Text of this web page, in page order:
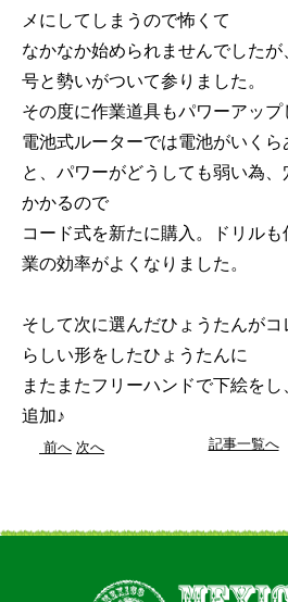
メにしてしまうので怖くて
なかなか始められませんでしたが
号と勢いがついて参りました。
その度に作業道具もパワーアップ
電池式ルーターでは電池がいく
と、パワーがどうしても弱い為
かかるので
コード式を新たに購入。ドリル
業の効率がよくなりました。
そして次に選んだひょうたんが
らしい形をしたひょうたんに
またまたフリーハンドで下絵を
追加♪
前へ 記事一覧へ
次へ